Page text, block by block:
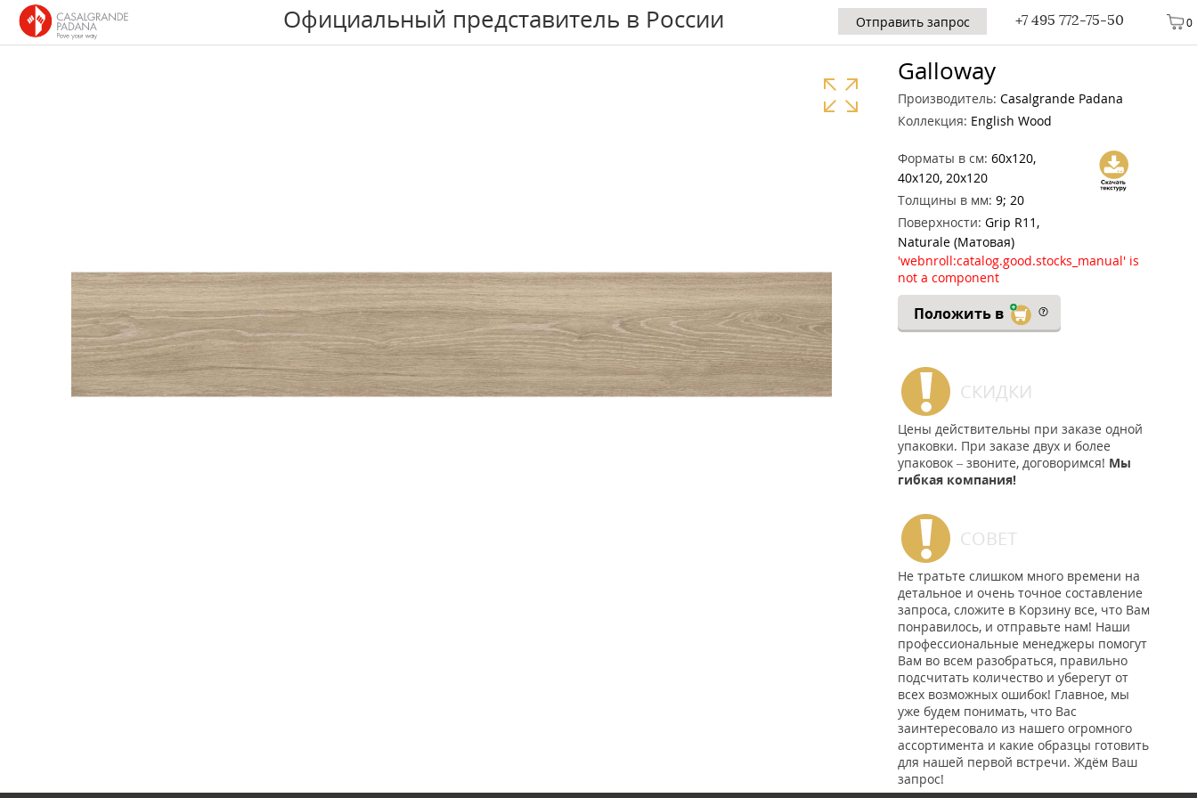
0
Официальный представитель в России +7 495 772-75-50
Отправить запрос
Galloway
Производитель: Casalgrande Padana
Коллекция: English Wood
Форматы в см: 60x120,
40x120, 20x120
Толщины в мм: 9; 20
Поверхности: Grip R11,
Naturale (Матовая)
'webnroll:catalog.good.stocks_manual' is
not a component
Положить в
СКИДКИ
Цены действительны при заказе одной
упаковки. При заказе двух и более
упаковок – звоните, договоримся! Мы
гибкая компания!
СОВЕТ
Не тратьте слишком много времени на
детальное и очень точное составление
запроса, сложите в Корзину все, что Вам
понравилось, и отправьте нам! Наши
профессиональные менеджеры помогут
Вам во всем разобраться, правильно
подсчитать количество и уберегут от
всех возможных ошибок! Главное, мы
уже будем понимать, что Вас
заинтересовало из нашего огромного
ассортимента и какие образцы готовить
для нашей первой встречи. Ждём Ваш
запрос!